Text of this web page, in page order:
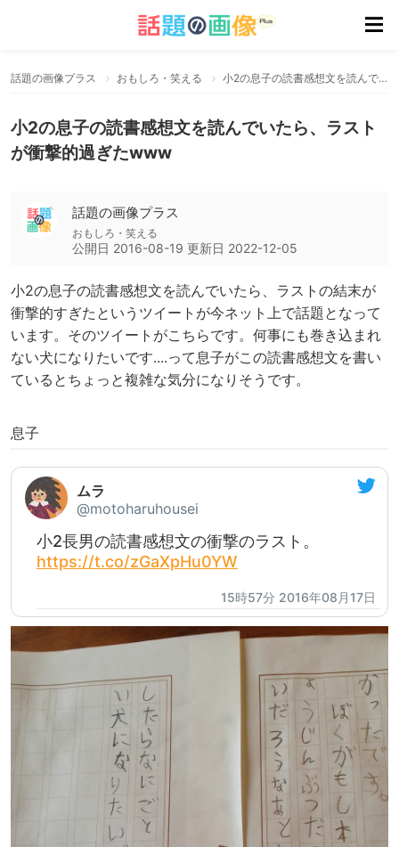
話題の画像プラス おもしろ・笑える 小2の息子の読書感想文を読んでいたら、ラストが衝撃的過ぎたwww
小2の息子の読書感想文を読んでいたら、ラスト
が衝撃的過ぎたwww
話題の画像プラス
おもしろ・笑える
公開日 2016-08-19 更新日 2022-12-05
小2の息子の読書感想文を読んでいたら、ラストの結末が
衝撃的すぎたというツイートが今ネット上で話題となって
います。そのツイートがこちらです。何事にも巻き込まれ
ない犬になりたいです....って息子がこの読書感想文を書い
ているとちょっと複雑な気分になりそうです。
息子
ムラ
@motoharuhousei
小2長男の読書感想文の衝撃のラスト。
https://t.co/zGaXpHu0YW
15時57分 2016年08月17日